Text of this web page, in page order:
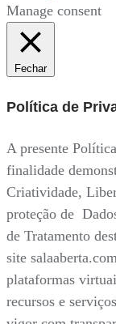
Manage consent
Fechar
Política de
A presente
finalidade
Criatividade,
proteção de
de Tratamento
site
plataformas
recursos e